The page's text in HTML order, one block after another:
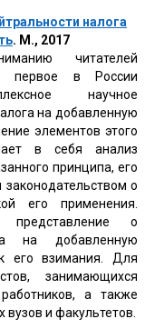
налога
. М., 2017
читателей
первое в России
научное
на добавленную
элементов этого
в себя анализ
принципа, его
о
его применения.
представление о
на добавленную
его взимания. Для
занимающихся
а также
и факультетов.